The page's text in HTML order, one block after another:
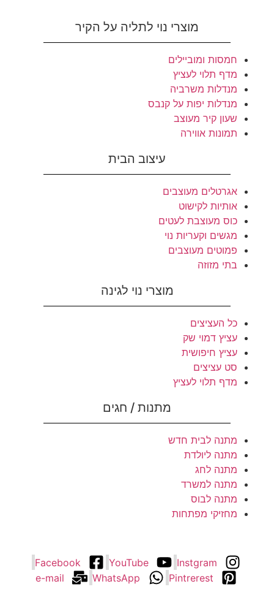
מוצרי נוי לתליה על הקיר
חמסות ומוביילים
מדף תלוי לעציץ
מנדלות משרביה
מנדלות יפות על קנבס
שעון קיר מעוצב
תמונות אווירה
עיצוב הבית
אגרטלים מעוצבים
אותיות לקישוט
כוס מעוצבת לעטים
מגשים וקעריות נוי
פמוטים מעוצבים
בתי מזוזה
מוצרי נוי לגינה
כל העציצים
עציץ דמוי שק
עציץ חיפושית
סט עציצים
מדף תלוי לעציץ
מתנות / חגים
מתנה לבית חדש
מתנה ליולדת
מתנה לחג
מתנה למשרד
מתנה לבוס
מחזיקי מפתחות
Instgram
YouTube
Facebook
Pintrerest
WhatsApp
e-mail